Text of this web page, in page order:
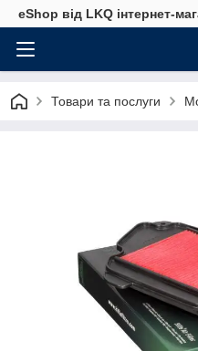
eShop від LKQ інтернет-
Товари та послуги